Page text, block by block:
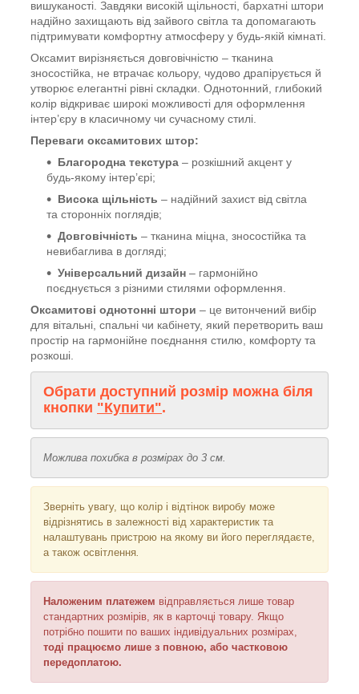
вишуканості. Завдяки високій щільності, бархатні штори
надійно захищають від зайвого світла та допомагають
підтримувати комфортну атмосферу у будь-якій кімнаті.
Оксамит вирізняється довговічністю – тканина
зносостійка, не втрачає кольору, чудово драпірується й
утворює елегантні рівні складки. Однотонний, глибокий
колір відкриває широкі можливості для оформлення
інтер’єру в класичному чи сучасному стилі.
Переваги оксамитових штор:
Благородна текстура – розкішний акцент у
будь-якому інтер’єрі;
Висока щільність – надійний захист від світла
та сторонніх поглядів;
Довговічність – тканина міцна, зносостійка та
невибаглива в догляді;
Універсальний дизайн – гармонійно
поєднується з різними стилями оформлення.
Оксамитові однотонні штори – це витончений вибір
для вітальні, спальні чи кабінету, який перетворить ваш
простір на гармонійне поєднання стилю, комфорту та
розкоші.
Обрати доступний розмір можна біля
кнопки "Купити".
Можлива похибка в розмірах до 3 см.
Зверніть увагу, що колір і відтінок виробу може
відрізнятись в залежності від характеристик та
налаштувань пристрою на якому ви його переглядаєте,
а також освітлення
Наложеним платежем відправляється лише товар
стандартних розмірів, як в карточці товару. Якщо
потрібно пошити по ваших індивідуальних розмірах,
тоді працюємо лише з повною, або частковою
передоплатою.